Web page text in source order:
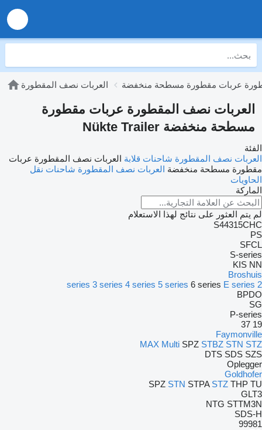
العربات نصف المقطورة عربات مقطورة مسطحة منخفضة
العربات نصف المقطورة عربات مقطورة
مسطحة منخفضة Nükte Trailer
الفئة
العربات نصف المقطورة شاحنات قلابة العربات نصف المقطورة عربات
مقطورة مسطحة منخفضة العربات نصف المقطورة شاحنات نقل
الحاويات
الماركة
لم يتم العثور على نتائج لهذا الاستعلام
S44315CHC
PS
SFCL
S-series
KIS NN
Broshuis
2 series
3 series 4 series 5 series 6 series E series
BPDO
SG
P-series
19
37
Faymonville
MAX Multi SPZ STBZ STN STZ
DTS SDS SZS
Oplegger
Goldhofer
SPZ STN STPA STZ THP TU
GLT3
NTG STTM3N
SDS-H
99981